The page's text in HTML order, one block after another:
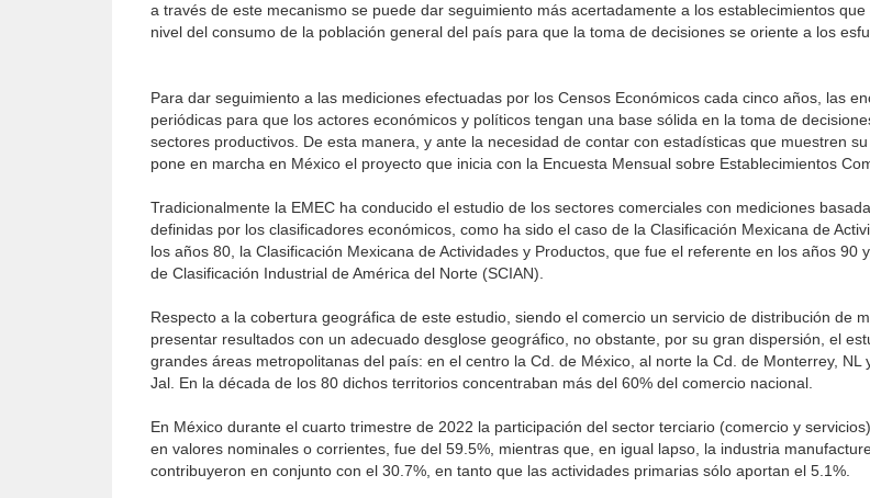
a través de este mecanismo se puede dar seguimiento más acertadamente a los establecimientos
nivel del consumo de la población general del país para que la toma de decisiones se oriente a los
Para dar seguimiento a las mediciones efectuadas por los Censos Económicos cada cinco años, las
periódicas para que los actores económicos y políticos tengan una base sólida en la toma de
sectores productivos. De esta manera, y ante la necesidad de contar con estadísticas que muestren
pone en marcha en México el pro­yecto que inicia con la Encuesta Mensual sobre Establecimientos
Tradicionalmente la EMEC ha conducido el estudio de los sectores comerciales con mediciones
definidas por los clasificadores económicos, como ha sido el caso de la Clasificación Mexicana de
los años 80, la Clasificación Mexicana de Actividades y Productos, que fue el referente en los años 90
de Clasificación Industrial de América del Norte (SCIAN).
Respecto a la cobertura geográfica de este estudio, siendo el comercio un servicio de distribución de
presentar resultados con un adecuado desglose geográfico, no obstante, por su gran dispersión, el
grandes áreas metropolitanas del país: en el centro la Cd. de México, al norte la Cd. de Monterrey, NL
Jal. En la década de los 80 dichos territorios concentraban más del 60% del comercio nacional.
En México durante el cuarto trimestre de 2022 la participación del sector terciario (comercio y
en valores nominales o corrientes, fue del 59.5%, mientras que, en igual lapso, la industria
contribuyeron en conjunto con el 30.7%, en tanto que las actividades primarias sólo aportan el 5.1%.